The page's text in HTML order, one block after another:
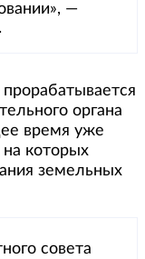
—
органа
время уже
на которых
земельных
совета